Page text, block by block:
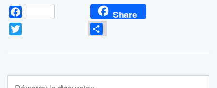
Facebook Share
Partager